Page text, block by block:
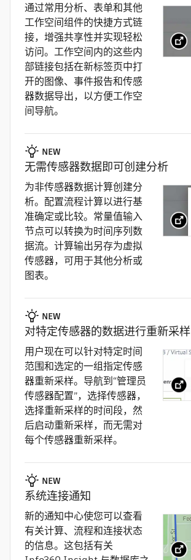
通过常用分析、表单和其他
工作空间组件的快捷方式链
接，增强共享性并实现轻松
访问。工作空间内的这些内
部链接包括在新标签页中打
开的图像、事件报告和传感
器数据导出，以方便工作空
间导航。
NEW
无需传感器数据即可创建分析
为非传感器数据计算创建分
析。配置流程计算以进行基
准确定或比较。常量值输入
节点可以转换为时间序列数
据流。计算输出另存为虚拟
传感器，可用于其他分析或
图表。
NEW
对特定传感器的数据进行重新采样
用户现在可以针对特定时间
范围和选定的一组指定传感
器重新采样。导航到“管理员
传感器配置”，选择传感器，
选择重新采样的时间段，然
后启动重新采样，而无需对
每个传感器重新采样。
NEW
系统连接通知
新的通知中心使您可以查看
有关计算、流程和连接状态
的信息。这包括有关